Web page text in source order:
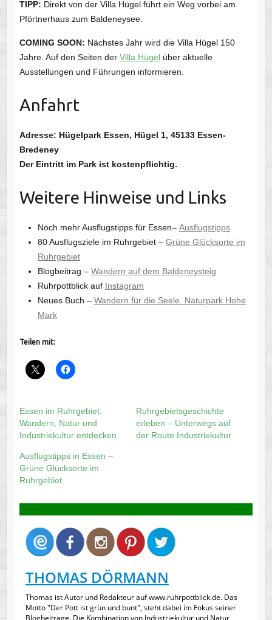
TIPP: Direkt von der Villa Hügel führt ein Weg vorbei am
Pförtnerhaus zum Baldeneysee.
COMING SOON: Nächstes Jahr wird die Villa Hügel 150
Jahre. Auf den Seiten der Villa Hügelüber aktuelle
Ausstellungen und Führungen informieren.
Anfahrt
Adresse: Hügelpark Essen, Hügel 1, 45133 Essen-
Bredeney
Der Eintritt im Park ist kostenpflichtig.
Weitere Hinweise und Links
Noch mehr Ausflugstipps für Essen– Ausflugstipps
80 Ausflugsziele im Ruhrgebiet – Grüne Glücksorte im
Ruhrgebiet
Blogbeitrag – Wandern auf dem Baldeneysteig
Ruhrpottblick auf Instagram
Neues Buch – Wandern für die Seele. Naturpark Hohe
Mark
Teilen mit:
Essen im Ruhrgebiet:
Wandern, Natur und
Industriekultur entdecken
Ruhrgebietsgeschichte
erleben – Unterwegs auf
der Route Industriekultur
Ausflugstipps in Essen –
Grüne Glücksorte im
Ruhrgebiet
THOMAS DÖRMANN
Thomas ist Autor und Redakteur auf www.ruhrpottblick.de. Das
Motto "Der Pott ist grün und bunt", steht dabei im Fokus seiner
Blogbeiträge. Die Kombination von Industriekultur und Natur,